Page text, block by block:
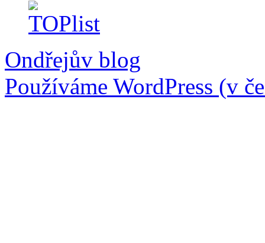
Ondřejův blog
Používáme WordPress (v